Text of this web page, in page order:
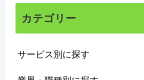
カテゴリー
サービス別に探す